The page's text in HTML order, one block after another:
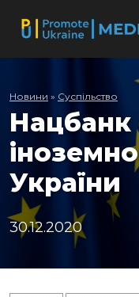
Новини » Суспільство
Нацбанк
України
30.12.2020